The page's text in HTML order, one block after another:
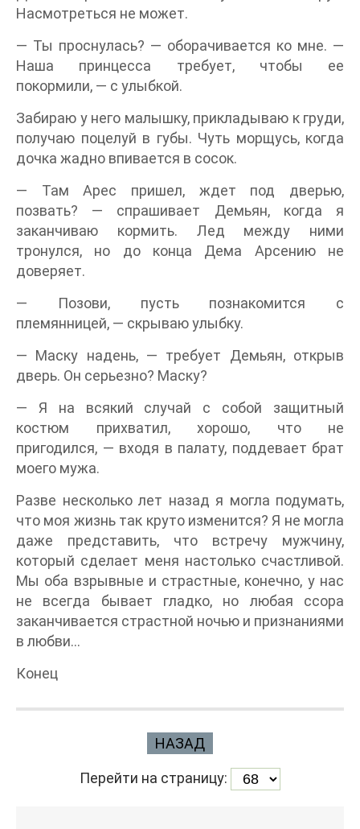
Насмотреться не может.
— Ты проснулась? — оборачивается ко мне. —
Наша принцесса требует, чтобы ее
покормили, — с улыбкой.
Забираю у него малышку, прикладываю к груди,
получаю поцелуй в губы. Чуть морщусь, когда
дочка жадно впивается в сосок.
— Там Арес пришел, ждет под дверью,
позвать? — спрашивает Демьян, когда я
заканчиваю кормить. Лед между ними
тронулся, но до конца Дема Арсению не
доверяет.
— Позови, пусть познакомится с
племянницей, — скрываю улыбку.
— Маску надень, — требует Демьян, открыв
дверь. Он серьезно? Маску?
— Я на всякий случай с собой защитный
костюм прихватил, хорошо, что не
пригодился, — входя в палату, поддевает брат
моего мужа.
Разве несколько лет назад я могла подумать,
что моя жизнь так круто изменится? Я не могла
даже представить, что встречу мужчину,
который сделает меня настолько счастливой.
Мы оба взрывные и страстные, конечно, у нас
не всегда бывает гладко, но любая ссора
заканчивается страстной ночью и признаниями
в любви…
Конец
НАЗАД
Перейти на страницу: